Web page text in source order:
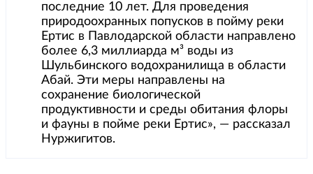
последние 10 лет. Для проведения
природоохранных попусков в пойму реки
Ертис в Павлодарской области направлено
более 6,3 миллиарда м³ воды из
Шульбинского водохранилища в области
Абай. Эти меры направлены на
сохранение биологической
продуктивности и среды обитания флоры
и фауны в пойме реки Ертис», — рассказал
Нуржигитов.